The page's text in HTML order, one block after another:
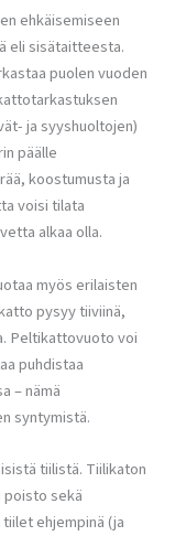
ehkäisemiseen
eli sisätaitteesta.
puolen vuoden
ja syyshuoltojen)
päälle
koostumusta ja
voisi tilata
alkaa olla.
myös erilaisten
pysyy tiiviinä,
Peltikattovuoto voi
puhdistaa
– nämä
syntymistä.
tiilistä. Tiilikaton
poisto sekä
ehjempinä (ja